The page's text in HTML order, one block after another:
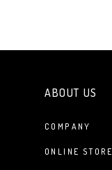
ABOUT US
COMPANY
ONLINE STORE